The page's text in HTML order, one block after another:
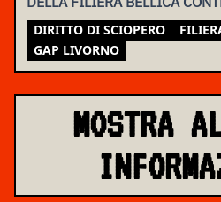
DIRITTO DI SCIOPERO
GAP LIVORNO
MOSTRA